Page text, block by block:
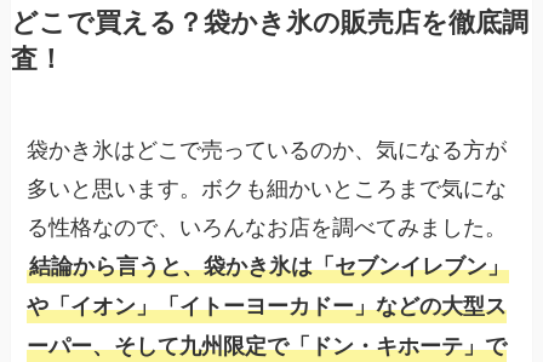
どこで買える？袋かき氷の販売店を徹底調
査！
袋かき氷はどこで売っているのか、気になる方が
多いと思います。ボクも細かいところまで気にな
る性格なので、いろんなお店を調べてみました。
結論から言うと、袋かき氷は「セブンイレブン」
や「イオン」「イトーヨーカドー」などの大型ス
ーパー、そして九州限定で「ドン・キホーテ」で